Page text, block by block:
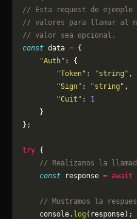
// Esta request de
// valores para llamar al
// valor sea opcional.
const data = {
    "Auth"
: {
        "Token"
: "string" ,
        "Sign"
: "string" ,
        "Cuit"
: 1
    }
};
try {
// Realizamos la
    const
response = await
// Mostramos la
    console.
log (response);